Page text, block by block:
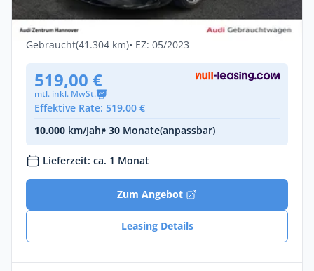
Kamera AHK Navi
Diesel •Automatik •
Gebraucht(41.304 km)• EZ: 05/2023
519,00 €
mtl. inkl. MwSt.
Effektive Rate: 519,00 €
10.000 km/Jahr• 30 Monate(anpassbar)
Lieferzeit: ca. 1 Monat
Zum Angebot
Leasing Details